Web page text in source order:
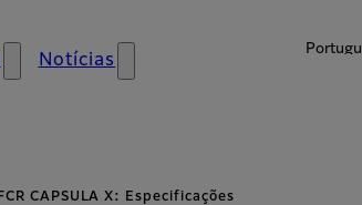
Notícias
FCR CAPSULA X: Especificações